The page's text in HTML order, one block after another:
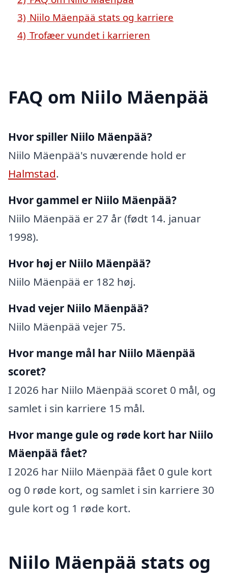
3) Niilo Mäenpää stats og karriere
4) Trofæer vundet i karrieren
FAQ om Niilo Mäenpää
Hvor spiller Niilo Mäenpää?
Niilo Mäenpää's nuværende hold er
Halmstad.
Hvor gammel er Niilo Mäenpää?
Niilo Mäenpää er 27 år (født 14. januar
1998).
Hvor høj er Niilo Mäenpää?
Niilo Mäenpää er 182 høj.
Hvad vejer Niilo Mäenpää?
Niilo Mäenpää vejer 75.
Hvor mange mål har Niilo Mäenpää
scoret?
I 2026 har Niilo Mäenpää scoret 0 mål, og
samlet i sin karriere 15 mål.
Hvor mange gule og røde kort har Niilo
Mäenpää fået?
I 2026 har Niilo Mäenpää fået 0 gule kort
og 0 røde kort, og samlet i sin karriere 30
gule kort og 1 røde kort.
Niilo Mäenpää stats og